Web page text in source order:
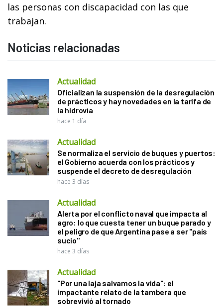
las personas con discapacidad con las que
trabajan.
Noticias relacionadas
Actualidad
Oficializan la suspensión de la desregulación
de prácticos y hay novedades en la tarifa de
la hidrovía
hace 1 día
Actualidad
Se normaliza el servicio de buques y puertos:
el Gobierno acuerda con los prácticos y
suspende el decreto de desregulación
hace 3 días
Actualidad
Alerta por el conflicto naval que impacta al
agro: lo que cuesta tener un buque parado y
el peligro de que Argentina pase a ser "país
sucio"
hace 3 días
Actualidad
"Por una laja salvamos la vida": el
impactante relato de la tambera que
sobrevivió al tornado